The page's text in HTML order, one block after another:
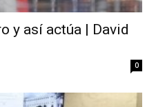
y así actúa | David
0